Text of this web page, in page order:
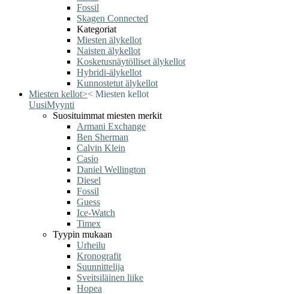
Fossil
Skagen Connected
Kategoriat
Miesten älykellot
Naisten älykellot
Kosketusnäytölliset älykellot
Hybridi-älykellot
Kunnostetut älykellot
Miesten kellot>< Miesten kellot
UusiMyynti
Suosituimmat miesten merkit
Armani Exchange
Ben Sherman
Calvin Klein
Casio
Daniel Wellington
Diesel
Fossil
Guess
Ice-Watch
Timex
Tyypin mukaan
Urheilu
Kronografit
Suunnittelija
Sveitsiläinen liike
Hopea